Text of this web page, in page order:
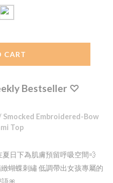
CART
Bestseller ♡
Smocked Embroidered-Bow
Top
日下為肌膚預留呼吸空間💨
蝴蝶刺繡 低調帶出女孩專屬的
🎀